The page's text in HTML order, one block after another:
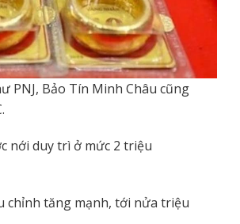
PNJ, Bảo Tín Minh Châu cũng
nới duy trì ở mức 2 triệu
chỉnh tăng mạnh, tới nửa triệu